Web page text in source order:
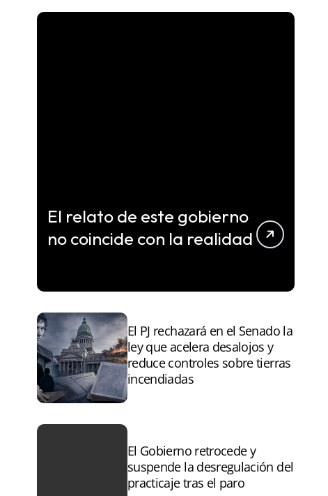
El relato de este gobierno
no coincide con la realidad
El PJ rechazará en el Senado la
ley que acelera desalojos y
reduce controles sobre tierras
incendiadas
El Gobierno retrocede y
suspende la desregulación del
practicaje tras el paro